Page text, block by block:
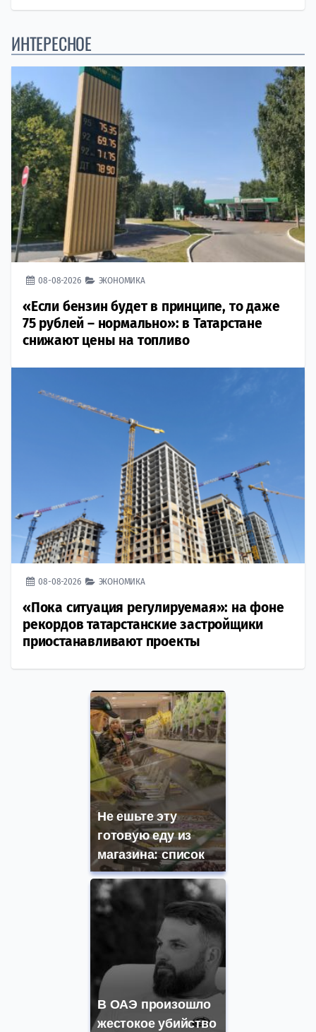
ИНТЕРЕСНОЕ
08-08-2026 ЭКОНОМИКА
«Если бензин будет в принципе, то даже
75 рублей – нормально»: в Татарстане
снижают цены на топливо
08-08-2026 ЭКОНОМИКА
«Пока ситуация регулируемая»: на фоне
рекордов татарстанские застройщики
приостанавливают проекты
Не ешьте эту
готовую еду из
магазина: список
В ОАЭ произошло
жестокое убийство